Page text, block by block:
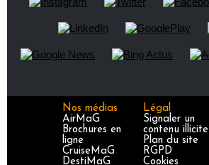
Nos médias
AirMaG
Brochures en
ligne
CruiseMaG
DestiMaG
Légal
Signaler un
contenu illicite
Plan du site
RGPD
Cookies